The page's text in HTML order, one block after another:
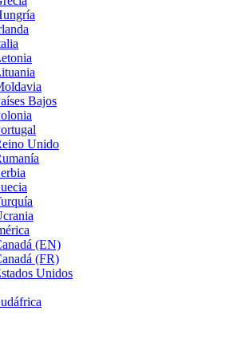
Bajos
Unido
(EN)
(FR)
Unidos